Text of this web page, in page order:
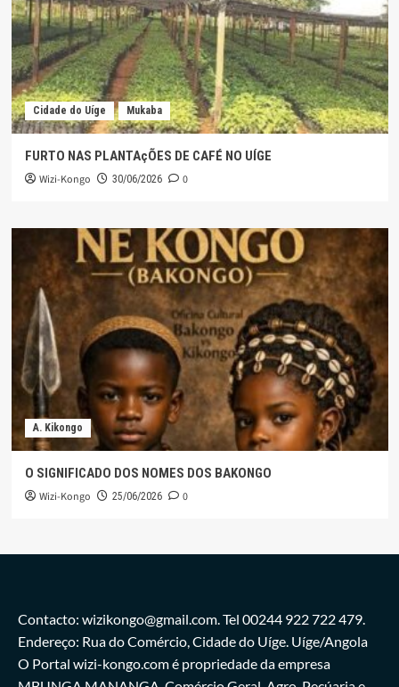
Cidade do Uíge Mukaba
FURTO NAS PLANTAçÕES DE CAFÉ NO UÍGE
Wizi-Kongo 30/06/2026 0
A. Kikongo
O SIGNIFICADO DOS NOMES DOS BAKONGO
Wizi-Kongo 25/06/2026 0
Contacto: wizikongo@gmail.com. Tel 00244 922 722 479.
Endereço: Rua do Comércio, Cidade do Uíge. Uíge/Angola
O Portal wizi-kongo.com é propriedade da empresa